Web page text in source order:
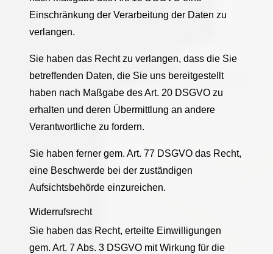
Einschränkung der Verarbeitung der Daten zu
verlangen.
Sie haben das Recht zu verlangen, dass die Sie
betreffenden Daten, die Sie uns bereitgestellt
haben nach Maßgabe des Art. 20 DSGVO zu
erhalten und deren Übermittlung an andere
Verantwortliche zu fordern.
Sie haben ferner gem. Art. 77 DSGVO das Recht,
eine Beschwerde bei der zuständigen
Aufsichtsbehörde einzureichen.
Widerrufsrecht
Sie haben das Recht, erteilte Einwilligungen
gem. Art. 7 Abs. 3 DSGVO mit Wirkung für die